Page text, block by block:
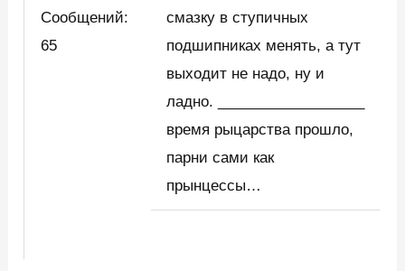
Сообщений:
65
смазку в ступичных
подшипниках менять, а тут
выходит не надо, ну и
ладно. __________________
время рыцарства прошло,
парни сами как
прынцессы…